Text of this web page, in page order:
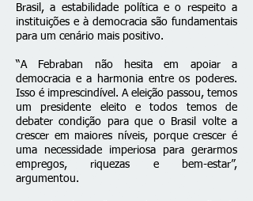
Brasil, a estabilidade política e o respeito a
instituições e à democracia são fundamentais
para um cenário mais positivo.
“A Febraban não hesita em apoiar a
democracia e a harmonia entre os poderes.
Isso é imprescindível. A eleição passou, temos
um presidente eleito e todos temos de
debater condição para que o Brasil volte a
crescer em maiores níveis, porque crescer é
uma necessidade imperiosa para gerarmos
empregos, riquezas e bem-estar”,
argumentou.